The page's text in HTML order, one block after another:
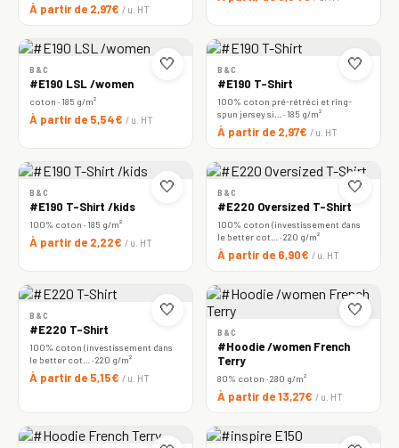
À partir de 2,97€ / u. HT
🤍
B&C
#E190 LSL /women
coton · 185 g/m²
À partir de 5,54€ / u. HT
🤍
B&C
#E190 T-Shirt
100% coton pré-rétréci et ring-
spun jersey si… · 185 g/m²
À partir de 2,97€ / u. HT
🤍
B&C
#E190 T-Shirt /kids
100% coton · 185 g/m²
À partir de 2,22€ / u. HT
🤍
B&C
#E220 Oversized T-Shirt
100% coton (investissement dans
le better cot… · 220 g/m²
À partir de 6,90€ / u. HT
🤍
B&C
#E220 T-Shirt
100% coton (investissement dans
le better cot… · 220 g/m²
À partir de 5,15€ / u. HT
🤍
B&C
#Hoodie /women French
Terry
80% coton · 280 g/m²
À partir de 13,27€ / u. HT